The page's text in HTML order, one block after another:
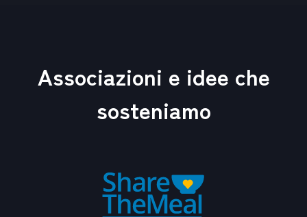
Associazioni e idee che
sosteniamo